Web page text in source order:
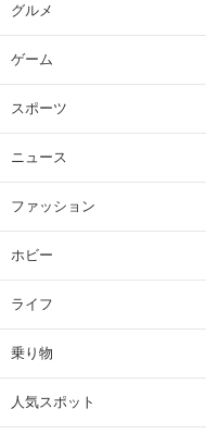
グルメ
ゲーム
スポーツ
ニュース
ファッション
ホビー
ライフ
乗り物
人気スポット